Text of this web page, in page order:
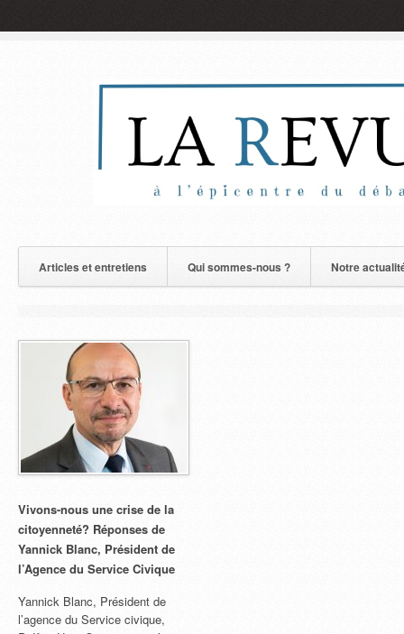
Articles et entretiens Qui sommes-nous ? Notre
Vivons-nous une crise de la
citoyenneté? Réponses de
Yannick Blanc, Président de
l’Agence du Service Civique
Yannick Blanc, Président de
l’agence du Service civique,